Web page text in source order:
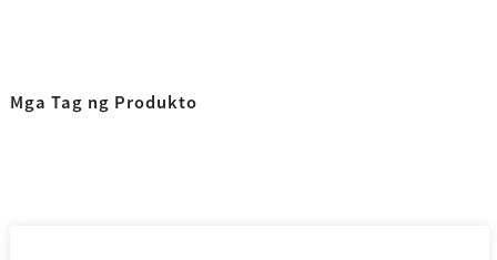
Mga Tag ng Produkto